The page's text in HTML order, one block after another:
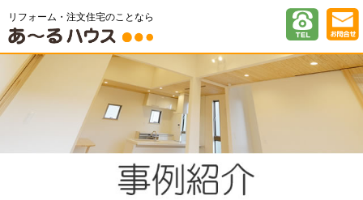
リフォーム・注文住宅のことなら